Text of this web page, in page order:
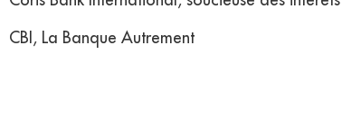
CBI, La Banque Autrement